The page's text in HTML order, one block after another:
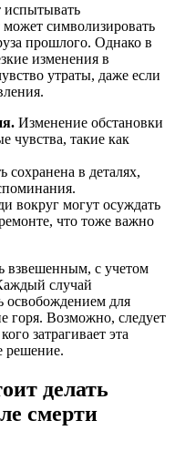
испытывать
символизировать
прошлого. Однако в
изменения в
утраты, даже если
Изменение обстановки
чувства, такие как
сохранена в деталях,
вокруг могут осуждать
что тоже важно
взвешенным, с учетом
случай
освобождением для
горя. Возможно, следует
затрагивает эта
решение.
делать
смерти